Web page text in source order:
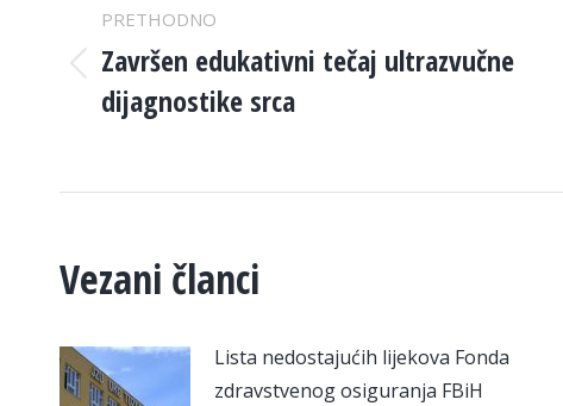
NAVIGATION
PRETHODNO
Previous
post:
Završen edukativni tečaj ultrazvučne
dijagnostike srca
Vezani članci
Lista nedostajućih lijekova Fonda
zdravstvenog osiguranja FBiH